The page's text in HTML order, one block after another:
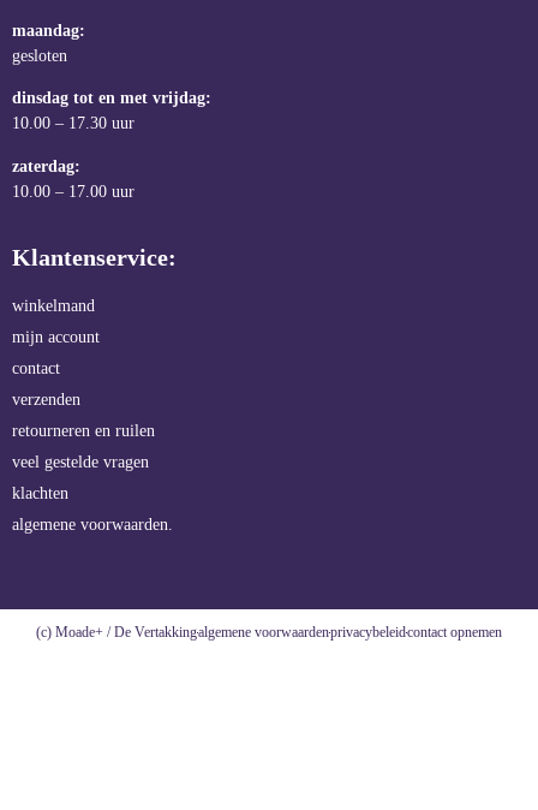
maandag:
gesloten
dinsdag tot en met vrijdag:
10.00 – 17.30 uur
zaterdag:
10.00 – 17.00 uur
Klantenservice:
winkelmand
mijn account
contact
verzenden
retourneren en ruilen
veel gestelde vragen
klachten
algemene voorwaarden.
(c) Moade+ / De Vertakkingalgemene voorwaardenprivacybeleidcontact opnemen